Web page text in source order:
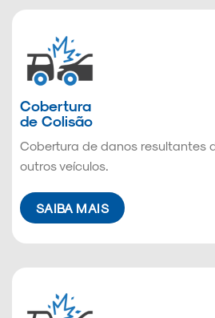
Cobertura
de Colisão
Cobertura de danos resultantes
outros veículos.
SAIBA MAIS